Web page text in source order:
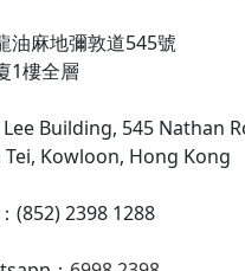
油麻地彌敦道545號
1樓全層
Lee Building, 545 Nathan
Tei, Kowloon, Hong Kong
(852) 2398 1288